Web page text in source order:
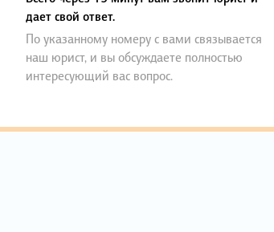
дает свой ответ.
По указанному номеру с вами связывается
наш юрист, и вы обсуждаете полностью
интересующий вас вопрос.